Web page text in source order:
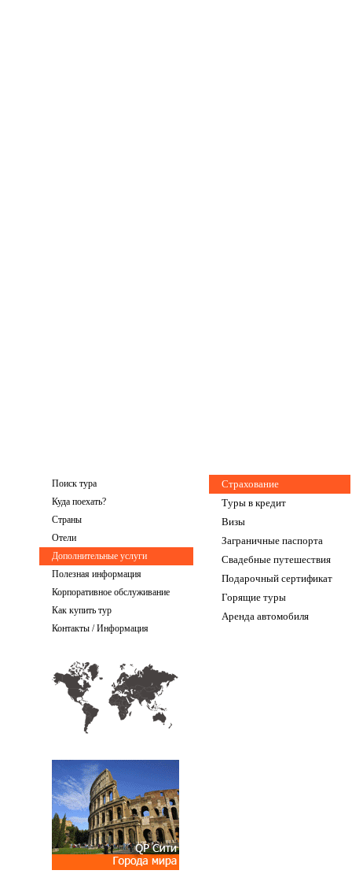
Поиск тура
Куда поехать?
Страны
Отели
Дополнительные услуги
Полезная информация
Корпоративное обслуживание
Как купить тур
Контакты / Информация
Cтрахование
Tуры в кредит
Визы
Заграничные паспорта
Свадебные путешествия
Подарочный сертификат
Горящие туры
Аренда автомобиля